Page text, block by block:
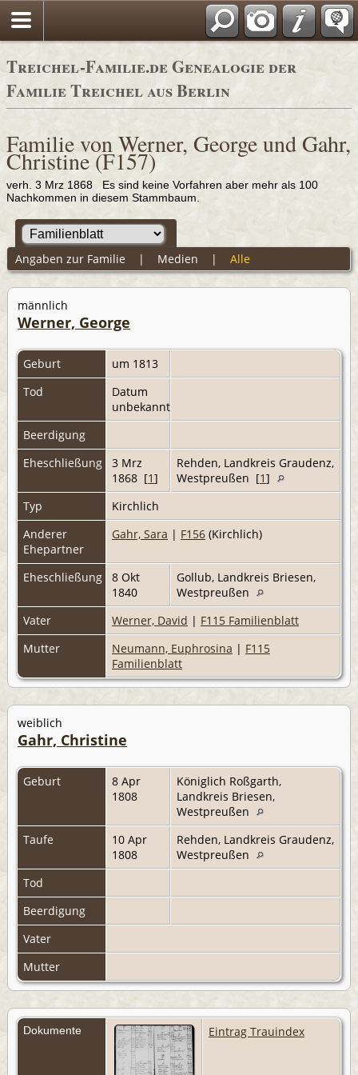
Adressbücher
Treichel-Familie.de Genealogie der
Familie Treichel aus Berlin
Familie von Werner, George und Gahr,
Christine (F157)
verh. 3 Mrz 1868 Es sind keine Vorfahren aber mehr als 100
Nachkommen in diesem Stammbaum.
Angaben zur Familie | Medien | Alle
männlich
Werner, George
Geburt
um 1813
Tod
Datum
unbekannt
Beerdigung
Eheschließung
3 Mrz
1868 [1]
Rehden, Landkreis Graudenz,
Westpreußen [1]
Typ
Kirchlich
Anderer
Ehepartner
Gahr, Sara | F156 (Kirchlich)
Eheschließung
8 Okt
1840
Gollub, Landkreis Briesen,
Westpreußen
Vater
Werner, David | F115 Familienblatt
Mutter
Neumann, Euphrosina | F115
Familienblatt
weiblich
Gahr, Christine
Geburt
8 Apr
1808
Königlich Roßgarth,
Landkreis Briesen,
Westpreußen
Taufe
10 Apr
1808
Rehden, Landkreis Graudenz,
Westpreußen
Tod
Beerdigung
Vater
Mutter
Dokumente Eintrag Trauindex